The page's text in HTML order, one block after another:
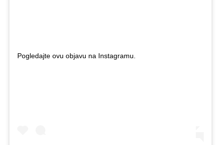
Pogledajte ovu objavu na Instagramu.